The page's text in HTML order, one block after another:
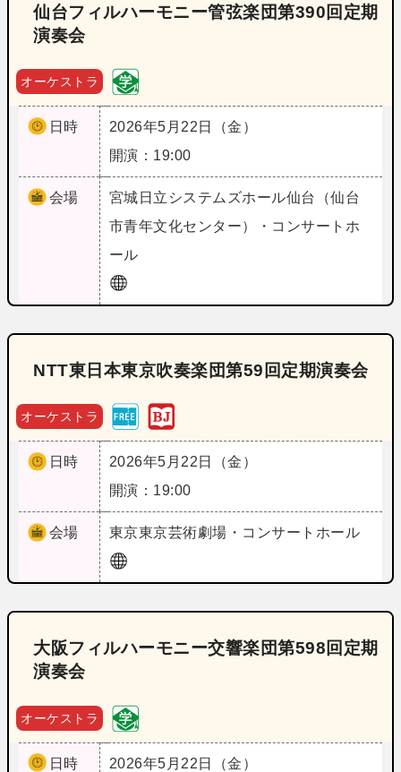
仙台フィルハーモニー管弦楽団第390回定期
演奏会
オーケストラ
日時
2026年5月22日（金）
開演：19:00
会場 宮城 日立システムズホール仙台（仙台
市青年文化センター）・コンサートホ
ール
NTT東日本東京吹奏楽団第59回定期演奏会
オーケストラ
日時
2026年5月22日（金）
開演：19:00
会場 東京東京芸術劇場・コンサートホール
大阪フィルハーモニー交響楽団第598回定期
演奏会
オーケストラ
日時
2026年5月22日（金）